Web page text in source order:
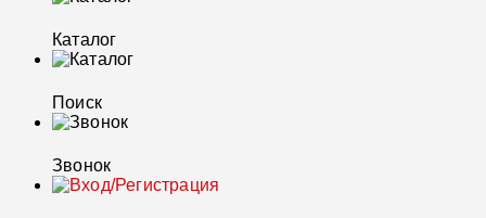
Каталог
Поиск
Звонок